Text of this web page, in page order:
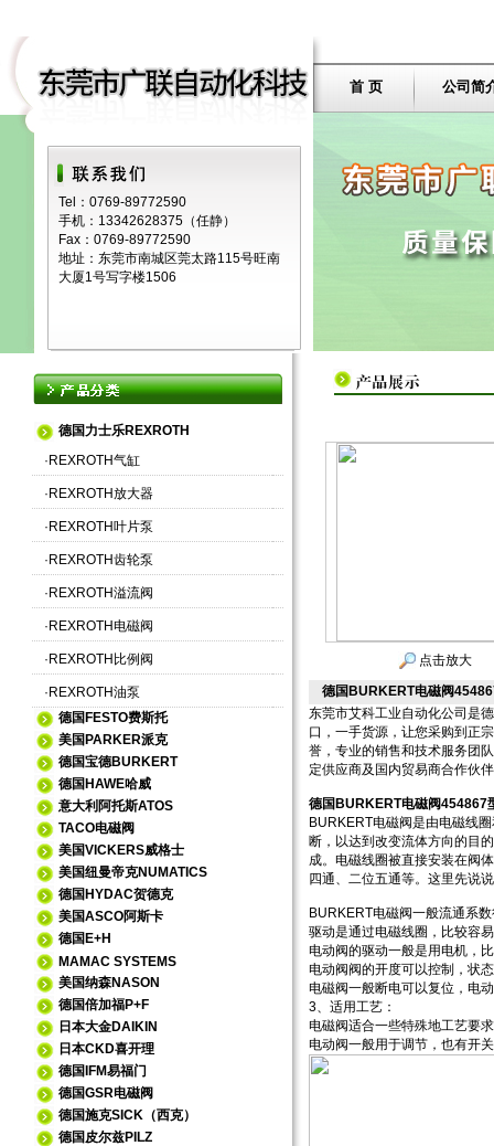
Tel：0769-89772590
手机：13342628375（任静）
Fax：0769-89772590
地址：东莞市南城区莞太路115号旺南
大厦1号写字楼1506
首 页 公司简
德国力士乐REXROTH
· REXROTH气缸
· REXROTH放大器
· REXROTH叶片泵
· REXROTH齿轮泵
· REXROTH溢流阀
· REXROTH电磁阀
· REXROTH比例阀
· REXROTH油泵
德国FESTO费斯托
美国PARKER派克
德国宝德BURKERT
德国HAWE哈威
意大利阿托斯ATOS
TACO电磁阀
美国VICKERS威格士
美国纽曼帝克NUMATICS
德国HYDAC贺德克
美国ASCO阿斯卡
德国E+H
MAMAC SYSTEMS
美国纳森NASON
德国倍加福P+F
日本大金DAIKIN
日本CKD喜开理
德国IFM易福门
德国GSR电磁阀
德国施克SICK（西克）
德国皮尔兹PILZ
点击放大
德国BURKERT电磁阀
东莞市艾科工业自动化公司是
口，一手货源，让您采购到正
誉，专业的销售和技术服务团
定供应商及国内贸易商合作伙
德国BURKERT电磁阀454867
BURKERT电磁阀是由电磁线
断，以达到改变流体方向的目
成。电磁线圈被直接安装在阀
四通、二位五通等。这里先说
BURKERT电磁阀一般流通系
驱动是通过电磁线圈，比较容
电动阀的驱动一般是用电机，
电动阀阀的开度可以控制，状
电磁阀一般断电可以复位，电
3、适用工艺：
电磁阀适合一些特殊地工艺要
电动阀一般用于调节，也有开